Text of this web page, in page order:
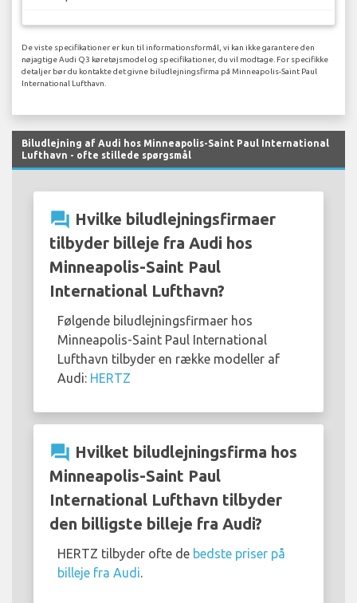
De viste specifikationer er kun til informationsformål, vi kan ikke garantere den
nøjagtige Audi Q3 køretøjsmodel og specifikationer, du vil modtage. For specifikke
detaljer bør du kontakte det givne biludlejningsfirma på Minneapolis-Saint Paul
International Lufthavn.
Biludlejning af Audi hos Minneapolis-Saint Paul International
Lufthavn - ofte stillede spørgsmål
question_answer Hvilke biludlejningsfirmaer
tilbyder billeje fra Audi hos
Minneapolis-Saint Paul
International Lufthavn?
Følgende biludlejningsfirmaer hos
Minneapolis-Saint Paul International
Lufthavn tilbyder en række modeller af
Audi: HERTZ
question_answer Hvilket biludlejningsfirma hos
Minneapolis-Saint Paul
International Lufthavn tilbyder
den billigste billeje fra Audi?
HERTZ tilbyder ofte de bedste priser på
billeje fra Audi